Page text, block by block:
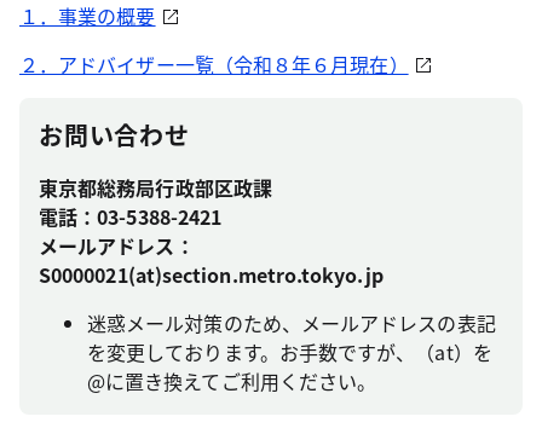
１．事業の概要
２．アドバイザー一覧（令和８年６月現在）
お問い合わせ
東京都総務局行政部区政課
電話：03-5388-2421
メールアドレス：
S0000021(at)section.metro.tokyo.jp
迷惑メール対策のため、メールアドレスの表記
を変更しております。お手数ですが、（at）を
@に置き換えてご利用ください。